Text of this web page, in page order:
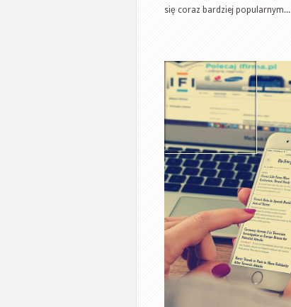
finansowanie
Szkolenia
leasingowe
–
Leasing
operacyjny
się coraz bardziej popularnym...